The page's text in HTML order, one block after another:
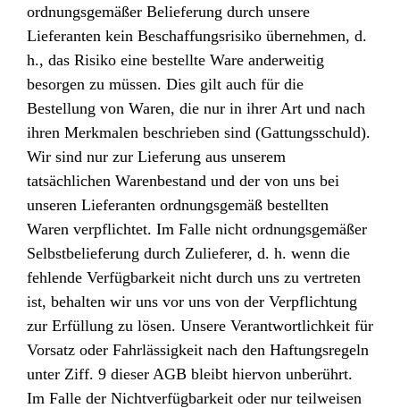
ordnungsgemäßer Belieferung durch unsere
Lieferanten kein Beschaffungsrisiko übernehmen, d.
h., das Risiko eine bestellte Ware anderweitig
besorgen zu müssen. Dies gilt auch für die
Bestellung von Waren, die nur in ihrer Art und nach
ihren Merkmalen beschrieben sind (Gattungsschuld).
Wir sind nur zur Lieferung aus unserem
tatsächlichen Warenbestand und der von uns bei
unseren Lieferanten ordnungsgemäß bestellten
Waren verpflichtet. Im Falle nicht ordnungsgemäßer
Selbstbelieferung durch Zulieferer, d. h. wenn die
fehlende Verfügbarkeit nicht durch uns zu vertreten
ist, behalten wir uns vor uns von der Verpflichtung
zur Erfüllung zu lösen. Unsere Verantwortlichkeit für
Vorsatz oder Fahrlässigkeit nach den Haftungsregeln
unter Ziff. 9 dieser AGB bleibt hiervon unberührt.
Im Falle der Nichtverfügbarkeit oder nur teilweisen